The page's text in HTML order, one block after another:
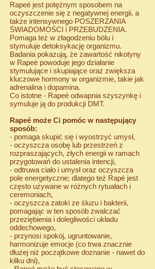
Rapeé jest potężnym sposobem na
oczyszczenie się z negatywnej energii, a
także intensywnego POSZERZANIA
ŚWIADOMOŚCI i PRZEBUDZENIA.​
Pomaga też w złagodzeniu bólu i
stymuluje detoksykację organizmu.
Badania pokazują, że zawartość nikotyny
w Rapeé powoduje jego działanie
stymulujące i skupiające oraz zwiększa
kluczowe hormony w organizmie, takie jak
adrenalina i dopamina.
Co istotne - Rapeé odwapnia szyszynkę i
symuluje ją do produkcji DMT.
Rapeé może Ci pomóc w następujący
sposób:
- pomaga skupić się i wyostrzyć umysł,
- oczyszcza osobę lub przestrzeń z
rozpraszających, złych energii w ramach
przygotowań do ustalenia intencji,
- odtruwa ciało i umysł oraz oczyszcza
pole energetyczne; dlatego też Rapé jest
często używane w różnych rytuałach i
ceremoniach,
- oczyszcza zatoki ze śluzu i bakterii,
pomagając w ten sposób zwalczać
przeziębienia i dolegliwości układu
oddechowego,
- przynosi spokój, ugruntowanie,
harmonizuje emocje (co trwa znacznie
dłużej niż początkowe doznanie - nawet do
kilku dni),